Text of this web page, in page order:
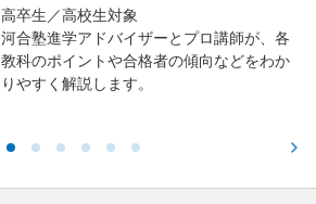
高卒生／高校生対象
河合塾進学アドバイザーとプロ講師が、各
教科のポイントや合格者の傾向などをわか
りやすく解説します。